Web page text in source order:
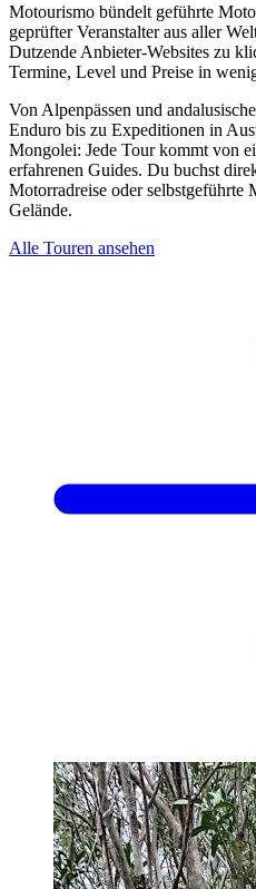
Motourismo bündelt geführte
geprüfter Veranstalter aus aller
Dutzende Anbieter-Websites zu
Termine, Level und Preise in
Von Alpenpässen und
Enduro bis zu Expeditionen in
Mongolei: Jede Tour kommt von
erfahrenen Guides. Du buchst
Motorradreise oder selbstgeführte
Gelände.
Alle Touren ansehen